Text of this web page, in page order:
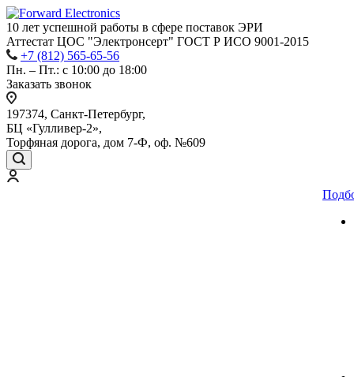
10 лет успешной работы в сфере поставок ЭРИ
Аттестат ЦОС "Электронсерт" ГОСТ Р ИСО 9001-2015
+7 (812) 565-65-56
Пн. – Пт.: с 10:00 до 18:00
Заказать звонок
197374, Санкт-Петербург,
БЦ «Гулливер-2»,
Торфяная дорога, дом 7-Ф, оф. №609